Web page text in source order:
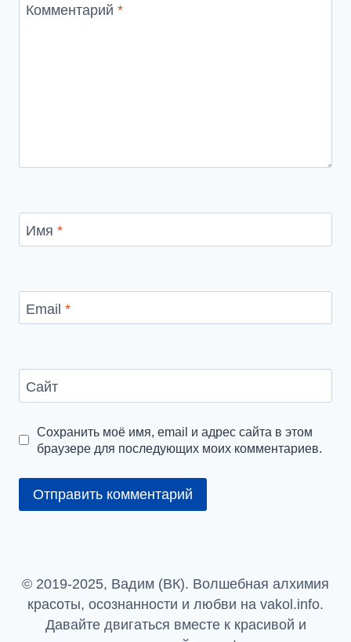
Комментарий *
Имя *
Email *
Сайт
Сохранить моё имя, email и адрес сайта в этом
браузере для последующих моих комментариев.
© 2019-2025, Вадим (ВК). Волшебная алхимия
красоты, осознанности и любви на vakol.info.
Давайте двигаться вместе к красивой и